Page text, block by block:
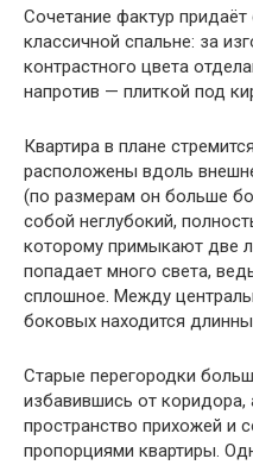
Сочетание фактур
классичной спальне: за
контрастного цвета
напротив — плиткой под
Квартира в плане
расположены вдоль
(по размерам он больше
собой неглубокий,
которому примыкают две
попадает много света,
сплошное. Между
боковых находится
Старые перегородки
избавившись от коридора,
пространство прихожей и
пропорциями квартиры.